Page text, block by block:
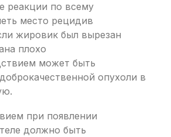
реакции по всему
место рецидив
жировик был вырезан
плохо
может быть
опухоли в
при появлении
должно быть